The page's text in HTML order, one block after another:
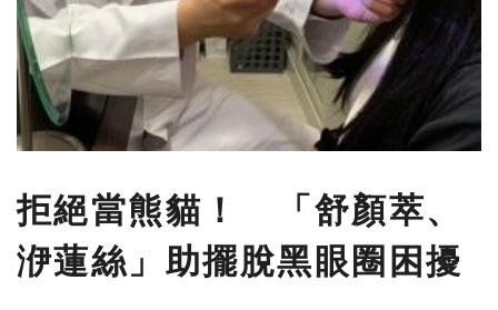
拒絕當熊貓！ 「舒顏萃、
洢蓮絲」助擺脫黑眼圈困擾